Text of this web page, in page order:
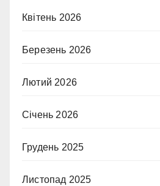
Квітень 2026
Березень 2026
Лютий 2026
Січень 2026
Грудень 2025
Листопад 2025